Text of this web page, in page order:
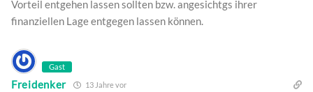
Vorteil entgehen lassen sollten bzw. angesichtgs ihrer
finanziellen Lage entgegen lassen können.
Gast
Freidenker 13 Jahre vor